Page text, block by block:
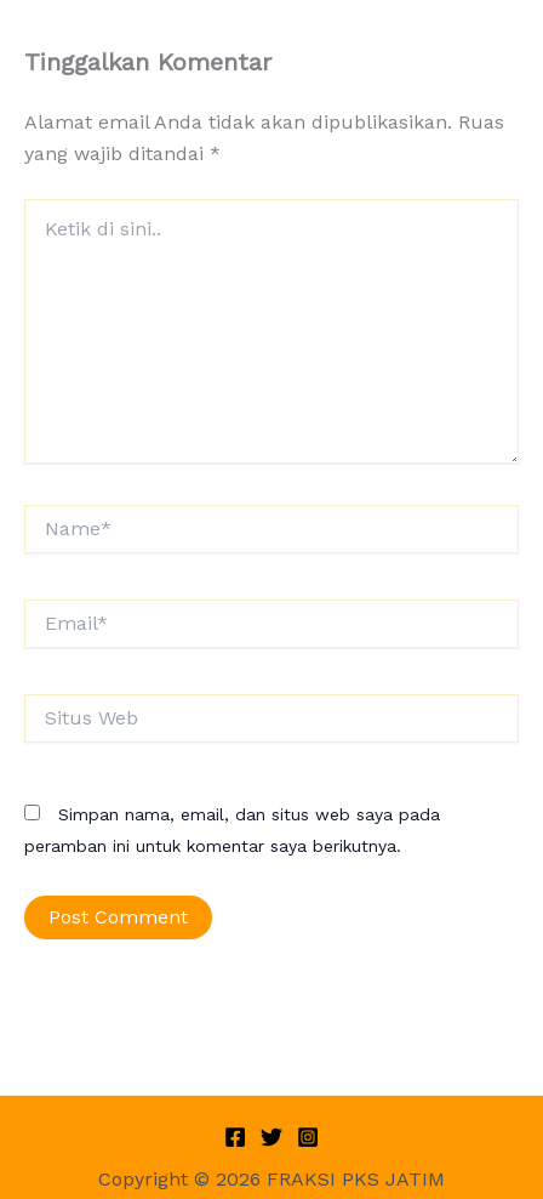
Tinggalkan Komentar
Alamat email Anda tidak akan dipublikasikan. Ruas
yang wajib ditandai *
Web
Simpan nama, email, dan situs web saya pada
peramban ini untuk komentar saya berikutnya.
Copyright © 2026 FRAKSI PKS JATIM